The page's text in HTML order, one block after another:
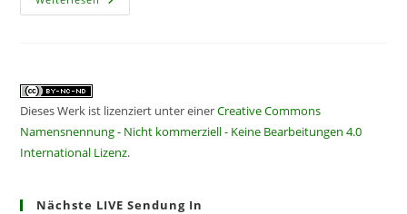
–
Dieses Werk ist lizenziert unter einerCreative Commons
Namensnennung - Nicht kommerziell - Keine Bearbeitungen 4.0
International Lizenz.
Nächste LIVE Sendung In